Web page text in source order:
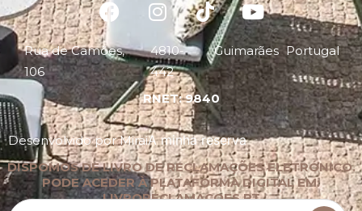
Rua de Camões,
106
4810-
442
Guimarães Portugal
RNET: 9840
Desenvolvido porMiraiA minha reserva
DISPOMOS DE LIVRO DE RECLAMAÇÕES ELETRÓNICO.
PODE ACEDER À PLATAFORMA DIGITAL EM:
LIVRORECLAMACOES.PT